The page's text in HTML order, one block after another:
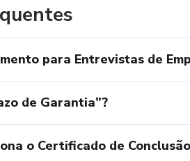
para Entrevistas de
de Garantia”?
o Certificado de